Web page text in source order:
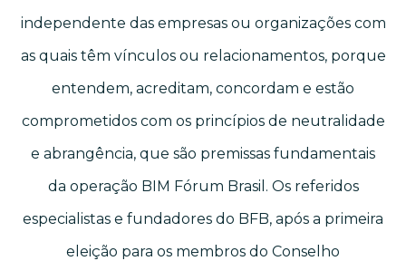
independente das empresas ou organizações com
as quais têm vínculos ou relacionamentos, porque
entendem, acreditam, concordam e estão
comprometidos com os princípios de neutralidade
e abrangência, que são premissas fundamentais
da operação BIM Fórum Brasil. Os referidos
especialistas e fundadores do BFB, após a primeira
eleição para os membros do Conselho